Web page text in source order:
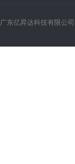
广东亿昇达科技有限公司